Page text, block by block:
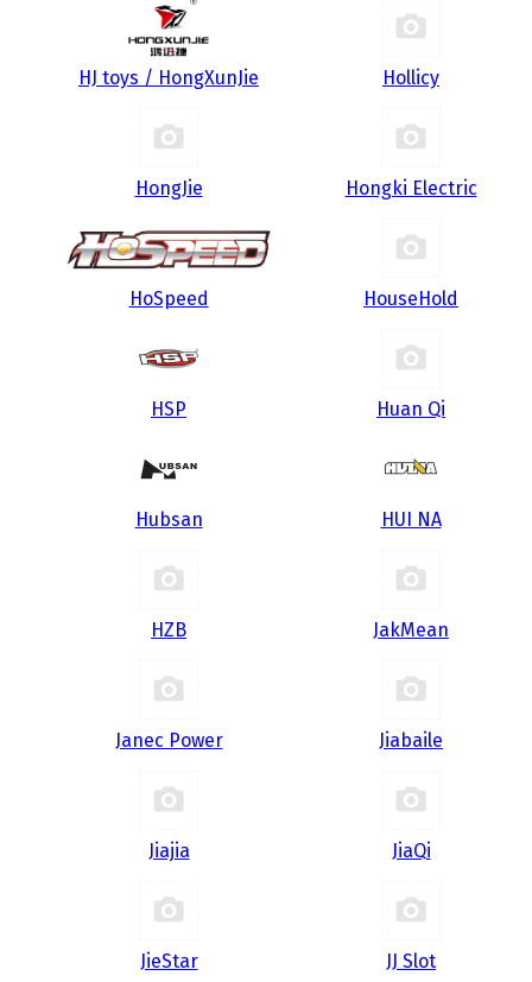
HJ toys / HongXunJie Hollicy
HongJie Hongki Electric
HoSpeed HouseHold
HSP Huan Qi
Hubsan HUI NA
HZB JakMean
Janec Power Jiabaile
Jiajia JiaQi
JieStar JJ Slot